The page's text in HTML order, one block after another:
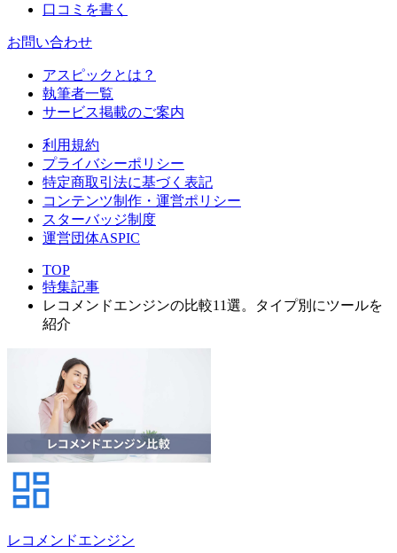
口コミを書く
お問い合わせ
アスピックとは？
執筆者一覧
サービス掲載のご案内
利用規約
プライバシーポリシー
特定商取引法に基づく表記
コンテンツ制作・運営ポリシー
スターバッジ制度
運営団体ASPIC
TOP
特集記事
レコメンドエンジンの比較11選。タイプ別にツールを
紹介
レコメンドエンジン